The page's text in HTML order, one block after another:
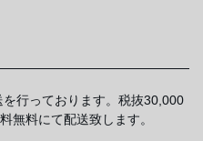
行っております。税抜30,000
無料にて配送致します。